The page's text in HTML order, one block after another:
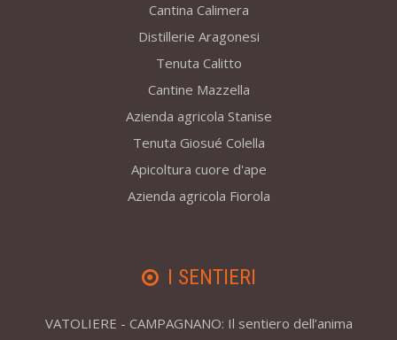
Cantina Calimera
Distillerie Aragonesi
Tenuta Calitto
Cantine Mazzella
Azienda agricola Stanise
Tenuta Giosué Colella
Apicoltura cuore d'ape
Azienda agricola Fiorola
I SENTIERI
VATOLIERE - CAMPAGNANO: Il sentiero dell’anima